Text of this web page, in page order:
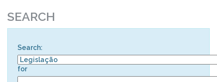
SEARCH
Search:
for